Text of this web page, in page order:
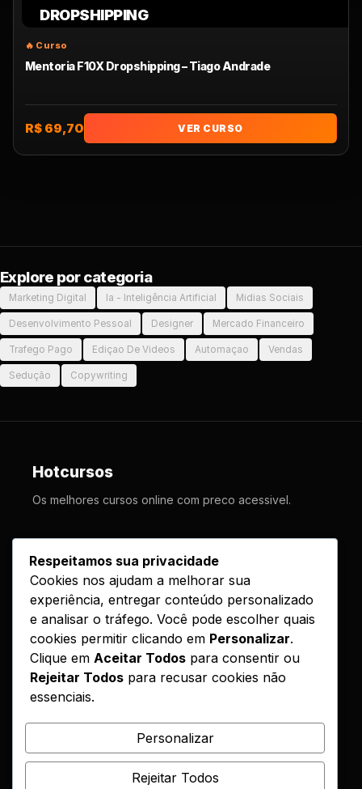
DROPSHIPPING
Mentoria F10X Dropshipping – Tiago Andrade
R$ 69,70 VER CURSO
Explore por categoria
Marketing Digital Ia - Inteligência Artificial Midias Sociais
Desenvolvimento Pessoal Designer Mercado Financeiro
Trafego Pago Ediçao De Videos Automaçao Vendas
Sedução Copywriting
Hotcursos
Os melhores cursos online com preco acessivel.
Cursos
Como Funciona
Contato
Politica de Entrega
LEGAL
DMCA
Encontrou seu curso?
Respeitamos sua privacidade
Cookies nos ajudam a melhorar sua
experiência, entregar conteúdo personalizado
e analisar o tráfego. Você pode escolher quais
cookies permitir clicando em Personalizar.
Clique em Aceitar Todos para consentir ou
Rejeitar Todos para recusar cookies não
essenciais.
Personalizar
Rejeitar Todos